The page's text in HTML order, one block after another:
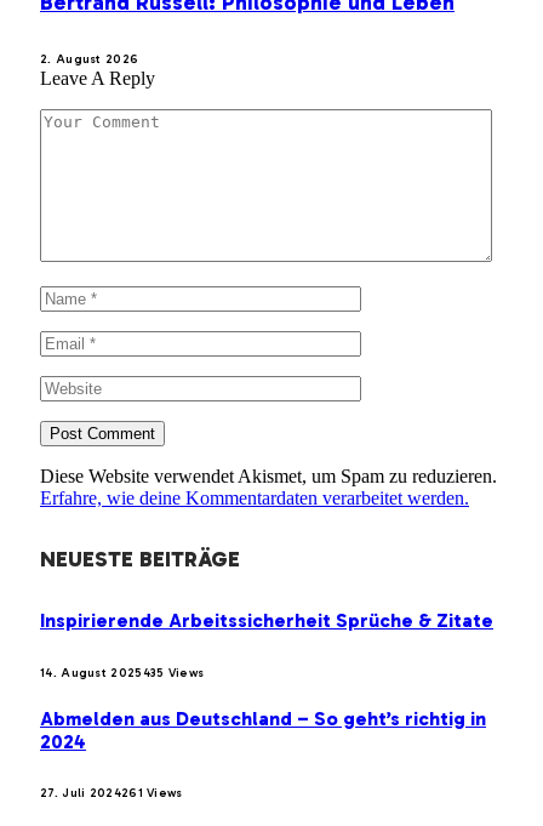
2. August 2026
Leave A Reply
Diese Website verwendet Akismet, um Spam zu reduzieren.
Erfahre, wie deine Kommentardaten verarbeitet werden.
NEUESTE BEITRÄGE
Inspirierende Arbeitssicherheit Sprüche & Zitate
14. August 2025435 Views
Abmelden aus Deutschland – So geht’s richtig in
2024
27. Juli 2024261Views